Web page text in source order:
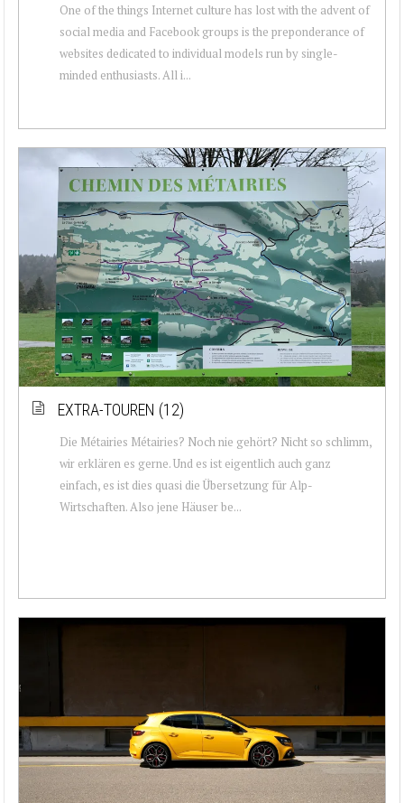
One of the things Internet culture has lost with the advent of
social media and Facebook groups is the preponderance of
websites dedicated to individual models run by single-
minded enthusiasts. All i...
EXTRA-TOUREN (12)
Die Métairies Métairies? Noch nie gehört? Nicht so schlimm,
wir erklären es gerne. Und es ist eigentlich auch ganz
einfach, es ist dies quasi die Übersetzung für Alp-
Wirtschaften. Also jene Häuser be...